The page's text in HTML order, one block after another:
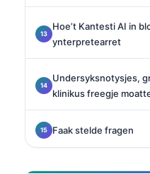
Hoe’t Kantesti AI in
ynterpretearret
Undersyksnotysjes,
klinikus freegje
Faak stelde fragen